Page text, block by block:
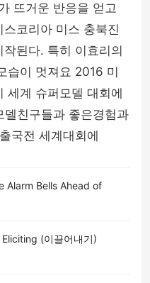
뜨거운 반응을 얻고
코리아 미스 충북진
된다. 특히 이효리의
습이 멋져요 2016 미
세계 슈퍼모델 대회에
델친구들과 좋은경험과
국전 세계대회에
Alarm Bells Ahead of
(이끌어내기)